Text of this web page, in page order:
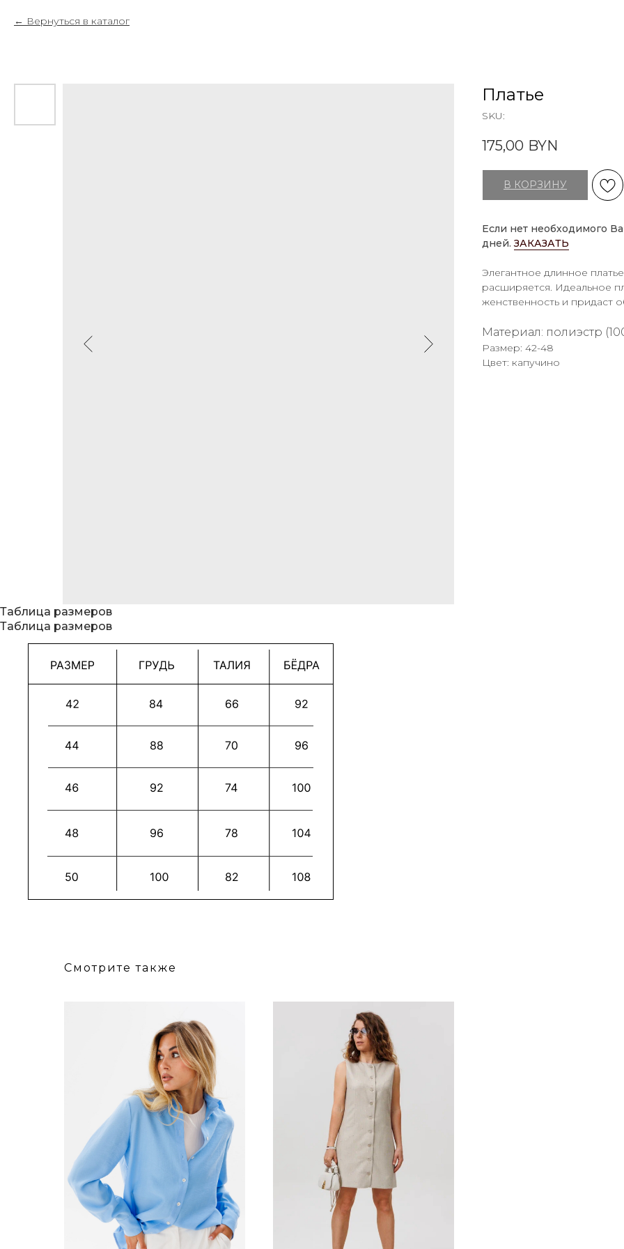
Вернуться в каталог
Платье
SKU:
175,00 BYN
В КОРЗИНУ
Если нет необходимого
дней.ЗАКАЗАТЬ
Элегантное длинное
расширяется. Идеальное
женственность и придаст
Материал: полиэстр
Размер: 42-48
Цвет: капучино
Таблица размеров
Таблица размеров
Смотрите также